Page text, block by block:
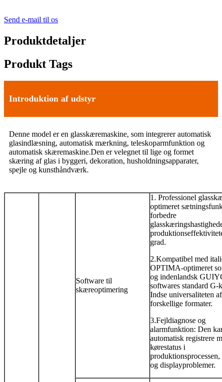
Send e-mail til os
Produktdetaljer
Produkt Tags
Introduktion af udstyr
Denne model er en glasskæremaskine, som integrerer automatisk
glasindlæsning, automatisk mærkning, teleskoparmfunktion og
automatisk skæremaskine.Den er velegnet til lige og formet
skæring af glas i byggeri, dekoration, husholdningsapparater,
spejle og kunsthåndværk.
Software til
skæreoptimering
1. Professionel
optimeret
forbedre
grad.
2.Kompatibel med
OPTIMA-optimeret
og indenlandsk
softwares standard G-
Indse universaliteten
forskellige formater.
3.Fejldiagnose og
alarmfunktion: Den
automatisk registrere
kørestatus i
og displayproblemer.